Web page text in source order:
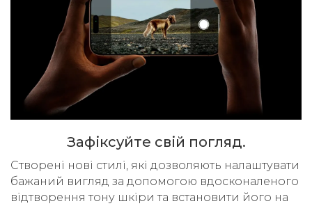
Зафіксуйте свій погляд.
Cтворені нові стилі, які дозволяють налаштувати
бажаний вигляд за допомогою вдосконаленого
відтворення тону шкіри та встановити його на